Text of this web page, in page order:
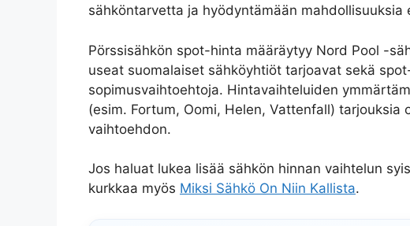
sähköntarvetta ja hyödyntämään mahdollisuuksia
Pörssisähkön spot-hinta määräytyy Nord Pool -
useat suomalaiset sähköyhtiöt tarjoavat sekä
sopimusvaihtoehtoja. Hintavaihteluiden
(esim. Fortum, Oomi, Helen, Vattenfall) tarjouksia
vaihtoehdon.
Jos haluat lukea lisää sähkön hinnan vaihtelun
kurkkaa myös Miksi Sähkö On Niin Kallista.